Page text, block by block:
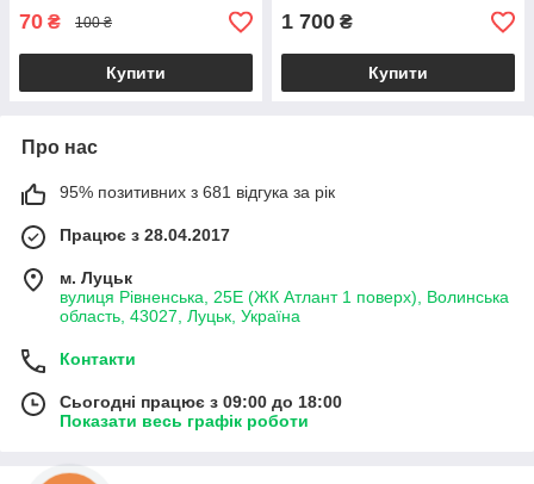
70 ₴ 100 ₴
Купити
1 700 ₴
Купити
Про нас
95% позитивних з 681 відгука за рік
Працює з 28.04.2017
м. Луцьк
вулиця Рівненська, 25Е (ЖК Атлант 1 поверх), Волинська
область, 43027, Луцьк, Україна
Контакти
Сьогодні працює з 09:00 до 18:00
Показати весь графік роботи